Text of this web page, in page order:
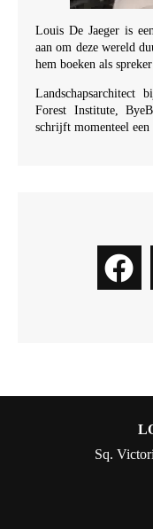
Louis De Jaeger is
aan om deze wereld
hem boeken als
Landschapsarchitect
Forest Institute,
schrijft momenteel
Sq.